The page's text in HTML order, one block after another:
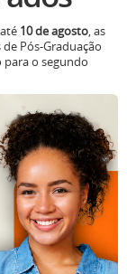
Pós-Graduação
para o segundo